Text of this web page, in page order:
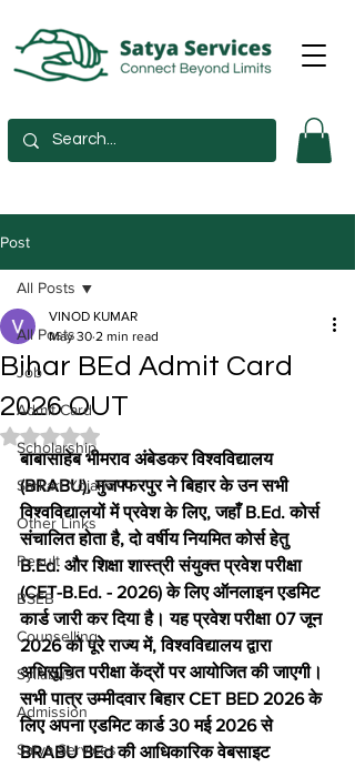
Post
All Posts
Job
Admit Card
Scholarship
Sarkari Yojana
Other Links
Result
BSEB
Counselling
Syllabus
Admission
Satya Services
All Posts
Bihar BEd Admit Card
2026 OUT
VINOD KUMAR
May 30 2 min read
Rated NaN out of 5 stars.
बाबासाहेब भीमराव अंबेडकर विश्वविद्यालय
(BRABU), मुजफ्फरपुर ने बिहार के उन सभी
विश्वविद्यालयों में प्रवेश के लिए, जहाँ B.Ed. कोर्स
संचालित होता है, दो वर्षीय नियमित कोर्स हेतु
B.Ed. और शिक्षा शास्त्री संयुक्त प्रवेश परीक्षा
(CET-B.Ed. - 2026) के लिए ऑनलाइन एडमिट
कार्ड जारी कर दिया है। यह प्रवेश परीक्षा 07 जून
2026 को पूरे राज्य में, विश्वविद्यालय द्वारा
अधिसूचित परीक्षा केंद्रों पर आयोजित की जाएगी।
सभी पात्र उम्मीदवार बिहार CET BED 2026 के
लिए अपना एडमिट कार्ड 30 मई 2026 से
BRABU BEd की आधिकारिक वेबसाइट